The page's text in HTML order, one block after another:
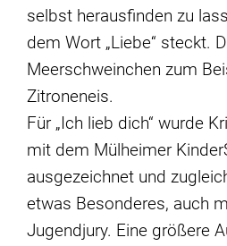
selbst herausfinden zu
dem Wort „Liebe“ steckt.
Meerschweinchen zum
Zitroneneis.
Für „Ich lieb dich“ wurde
mit dem Mülheimer
ausgezeichnet und
etwas Besonderes, auch
Jugendjury. Eine größere